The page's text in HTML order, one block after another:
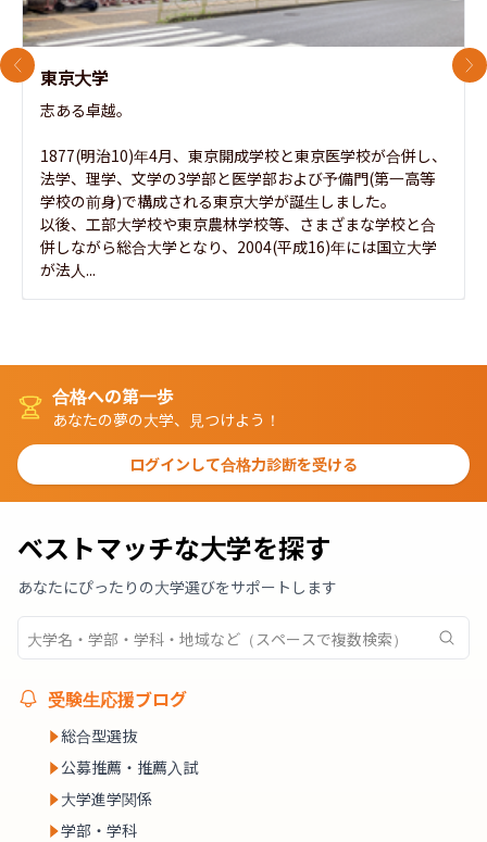
東京大学
志ある卓越。
1877(明治10)年4月、東京開成学校と東京医学校が合併し、
法学、理学、文学の3学部と医学部および予備門(第一高等
学校の前身)で構成される東京大学が誕生しました。
以後、工部大学校や東京農林学校等、さまざまな学校と合
併しながら総合大学となり、2004(平成16)年には国立大学
が法人...
前のスライド 次
合格への第一歩
あなたの夢の大学、見つけよう！
ログインして合格力診断を受ける
ベストマッチな大学を探す
あなたにぴったりの大学選びをサポートします
受験生応援ブログ
総合型選抜
公募推薦・推薦入試
大学進学関係
学部・学科